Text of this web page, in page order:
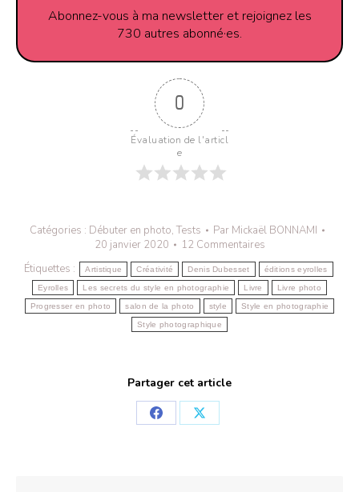
Abonnez-vous à ma newsletter et rejoignez les
730 autres abonné·es.
0
Évaluation de l'articl
e
Catégories : Débuter en photo, Tests Par Mickaël BONNAMI
20 janvier 2020
12 Commentaires
Étiquettes :
Artistique Créativité Denis Dubesset éditions eyrolles
Eyrolles Les secrets du style en photographie Livre Livre photo
Progresser en photo salon de la photo style Style en photographie
Style photographique
Partager cet article
PartagerPartager